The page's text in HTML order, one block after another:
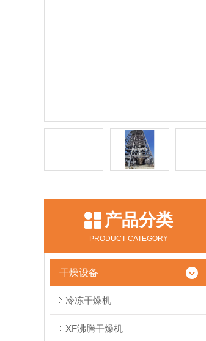
产品分类
PRODUCT CATEGORY
干燥设备
冷冻干燥机
XF沸腾干燥机